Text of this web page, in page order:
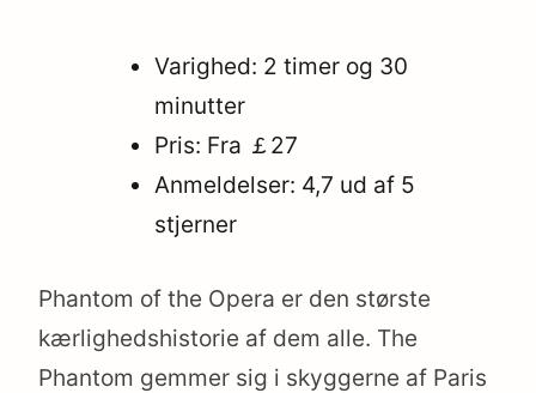
Varighed: 2 timer og 30
minutter
Pris: Fra ￡27
Anmeldelser: 4,7 ud af 5
stjerner
Phantom of the Opera er den største
kærlighedshistorie af dem alle. The
Phantom gemmer sig i skyggerne af Paris